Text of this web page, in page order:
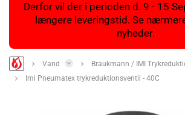
Derfor vil der i perioden d. 9 - 15
længere leveringstid. Se
nyheder.
Vand
Braukmann / IMI
Imi Pneumatex trykreduktionsventil - 40C